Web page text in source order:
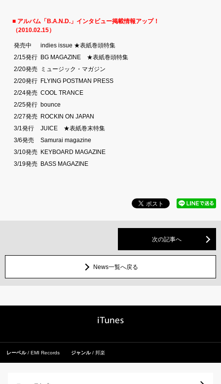
■ アルバム「B.A.N.D.」インタビュー掲載情報アップ！
（2010.02.15）
発売中
indies issue ★表紙巻頭特集
2/15発行 BG MAGAZINE ★表紙巻頭特集
2/20発売
ミュージック・マガジン
2/20発行 FLYING POSTMAN PRESS
2/24発売 COOL TRANCE
2/25発行 bounce
2/27発売 ROCKIN ON JAPAN
3/1発行
JUICE ★表紙巻末特集
3/6発売
Samurai magazine
3/10発売 KEYBOARD MAGAZINE
3/19発売 BASS MAGAZINE
次の記事へ
News一覧へ戻る
レーベル EMI Records ジャンル 邦楽